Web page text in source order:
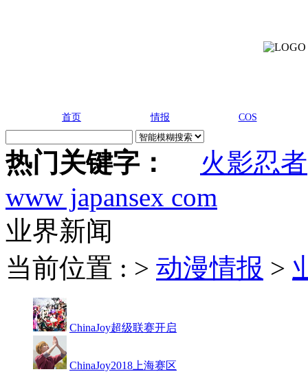
首页 情报 COS
热门关键字：
火影忍者
www japansex com
业界新闻
当前位置 : > 动漫情报 >
ChinaJoy超级联赛开启
ChinaJoy2018上海赛区